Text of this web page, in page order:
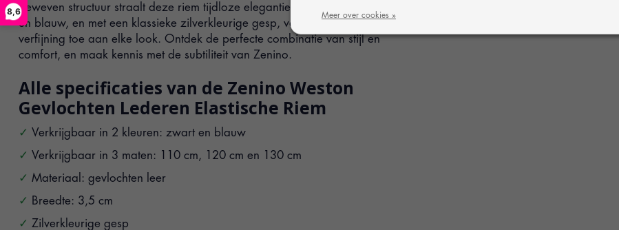
8,6geweven structuur straalt deze riem tijdloze elegantie uit. Beschikbaar in zwart
en blauw, en met een klassieke zilverkleurige gesp, voegt hij een vleugje
verfijning toe aan elke look. Ontdek de perfecte combinatie van stijl en
comfort, en maak kennis met de subtiliteit van Zenino.
Alle specificaties van de Zenino Weston
Gevlochten Lederen Elastische Riem
Verkrijgbaar in 2 kleuren: zwart en blauw
Verkrijgbaar in 3 maten: 110 cm, 120 cm en 130 cm
Materiaal: gevlochten leer
Breedte: 3,5 cm
Zilverkleurige gesp
Meer over cookies »